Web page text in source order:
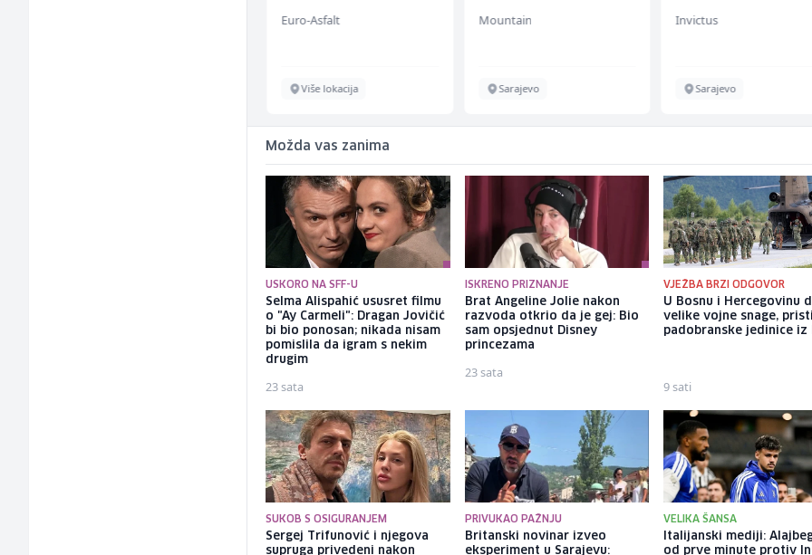
Euro-Asfalt
Više lokacija
Mountain
Sarajevo
Invictus
Sarajevo
Možda vas zanima
USKORO NA SFF-U
Selma Alispahić ususret filmu
o "Ay Carmeli": Dragan Jovičić
bi bio ponosan; nikada nisam
pomislila da igram s nekim
drugim
23 sata
ISKRENO PRIZNANJE
Brat Angeline Jolie nakon
razvoda otkrio da je gej: Bio
sam opsjednut Disney
princezama
23 sata
VJEŽBA BRZI ODGOVOR
U Bosnu i Hercegovinu
velike vojne snage,
padobranske jedinice iz
9 sati
SUKOB S OSIGURANJEM
Sergej Trifunović i njegova
supruga privedeni nakon
PRIVUKAO PAŽNJU
Britanski novinar izveo
eksperiment u Sarajevu:
VELIKA ŠANSA
Italijanski mediji:
od prve minute protiv